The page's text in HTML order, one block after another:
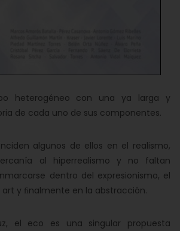
heterogéneo con una ya larga y
de cada uno de sus componentes.
algunos de ellos en el realismo,
al hiperrealismo y no faltan
dentro del expresionismo, el
art y ﬁnalmente en la abstracción.
el eco es una singular propuesta